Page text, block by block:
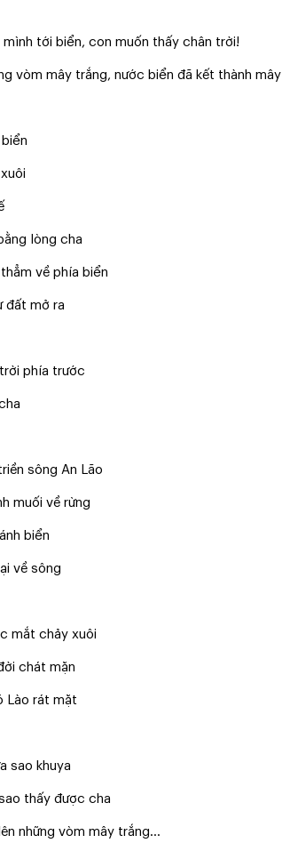
mình tới biển, con muốn thấy chân trời!
vòm mây trắng, nước biển đã kết thành mây
lòng cha
về phía biển
đất mở ra
trời phía trước
sông An Lão
muối về rừng
biển
về sông
mắt chảy xuôi
chát mặn
Lào rát mặt
sao khuya
thấy được cha
những vòm mây trắng…